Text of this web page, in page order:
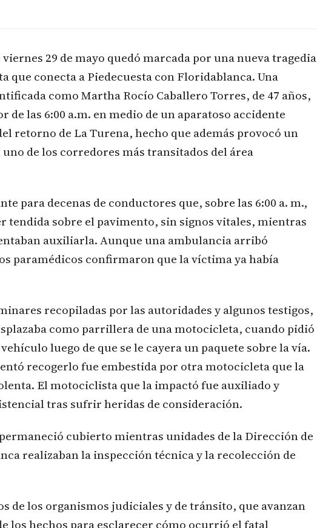
viernes 29 de mayo quedó marcada por una nueva tragedia
que conecta a Piedecuesta con Floridablanca. Una
como Martha Rocío Caballero Torres, de 47 años,
de las 6:00 a.m. en medio de un aparatoso accidente
retorno de La Turena, hecho que además provocó un
de los corredores más transitados del área
para decenas de conductores que, sobre las 6:00 a. m.,
tendida sobre el pavimento, sin signos vitales, mientras
auxiliarla. Aunque una ambulancia arribó
paramédicos confirmaron que la víctima ya había
recopiladas por las autoridades y algunos testigos,
como parrillera de una motocicleta, cuando pidió
luego de que se le cayera un paquete sobre la vía.
recogerlo fue embestida por otra motocicleta que la
El motociclista que la impactó fue auxiliado y
tras sufrir heridas de consideración.
cubierto mientras unidades de la Dirección de
realizaban la inspección técnica y la recolección de
de los organismos judiciales y de tránsito, que avanzan
los hechos para esclarecer cómo ocurrió el fatal